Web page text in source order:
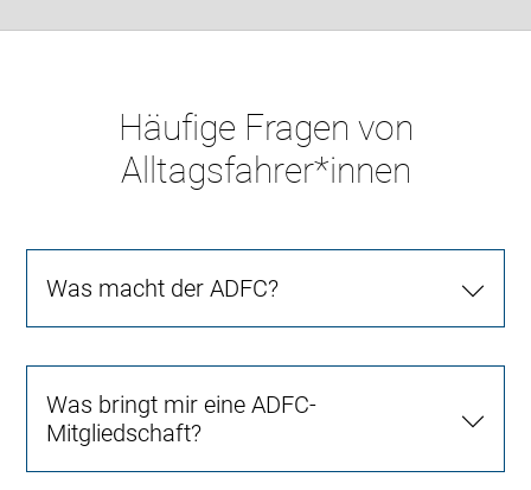
Häufige Fragen von
Alltagsfahrer*innen
Was macht der ADFC?
Was bringt mir eine ADFC-
Mitgliedschaft?